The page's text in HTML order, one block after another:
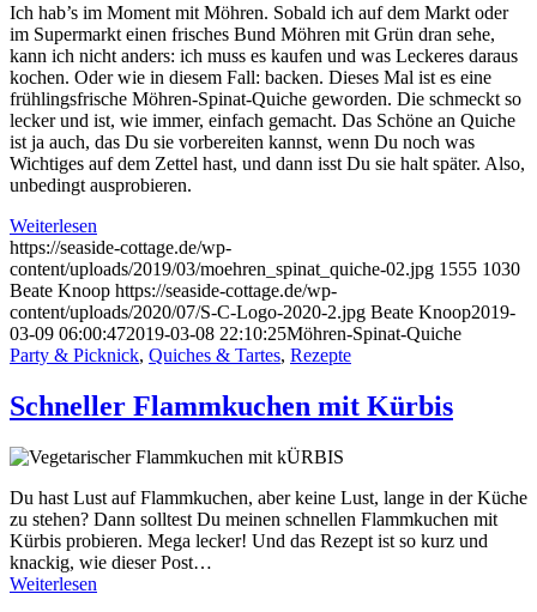
Ich hab’s im Moment mit Möhren. Sobald ich auf dem Markt oder
im Supermarkt einen frisches Bund Möhren mit Grün dran sehe,
kann ich nicht anders: ich muss es kaufen und was Leckeres daraus
kochen. Oder wie in diesem Fall: backen. Dieses Mal ist es eine
frühlingsfrische Möhren-Spinat-Quiche geworden. Die schmeckt so
lecker und ist, wie immer, einfach gemacht. Das Schöne an Quiche
ist ja auch, das Du sie vorbereiten kannst, wenn Du noch was
Wichtiges auf dem Zettel hast, und dann isst Du sie halt später. Also,
unbedingt ausprobieren.
Weiterlesen
https://seaside-cottage.de/wp-
content/uploads/2019/03/moehren_spinat_quiche-02.jpg 1555 1030
Beate Knoop https://seaside-cottage.de/wp-
content/uploads/2020/07/S-C-Logo-2020-2.jpg Beate Knoop2019-
03-09 06:00:472019-03-08 22:10:25Möhren-Spinat-Quiche
Party & Picknick, Quiches & Tartes, Rezepte
Schneller Flammkuchen mit Kürbis
Du hast Lust auf Flammkuchen, aber keine Lust, lange in der Küche
zu stehen? Dann solltest Du meinen schnellen Flammkuchen mit
Kürbis probieren. Mega lecker! Und das Rezept ist so kurz und
knackig, wie dieser Post…
Weiterlesen